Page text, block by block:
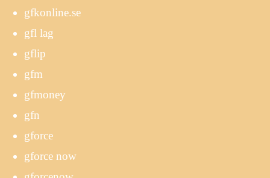
gfkonline.se
gfl lag
gflip
gfm
gfmoney
gfn
gforce
gforce now